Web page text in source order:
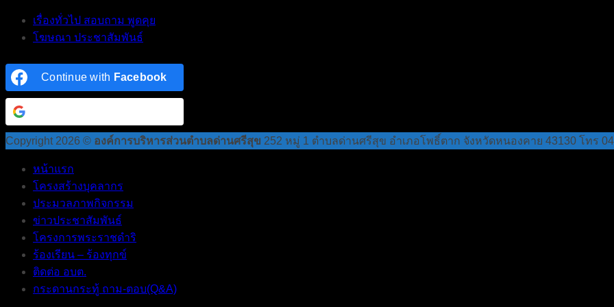
เรื่องทั่วไป สอบถาม พูดคุย
โฆษณา ประชาสัมพันธ์
Continue with Facebook
Copyright 2026 © องค์การบริหารส่วนตำบลด่านศรีสุข 252 หมู่ 1 ตำบลด่านศรีสุข อำเภอโพธิ์ตาก จังหวัดหนองคาย 43130 โทร
หน้าแรก
โครงสร้างบุคลากร
ประมวลภาพกิจกรรม
ข่าวประชาสัมพันธ์
โครงการพระราชดำริ
ร้องเรียน – ร้องทุกข์
ติดต่อ อบต.
กระดานกระทู้ ถาม-ตอบ(Q&A)